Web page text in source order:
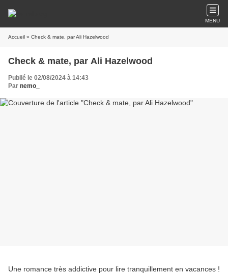
MENU
Accueil » Check & mate, par Ali Hazelwood
Check & mate, par Ali Hazelwood
Publié le 02/08/2024 à 14:43
Par nemo_
Une romance très addictive pour lire tranquillement en vacances !